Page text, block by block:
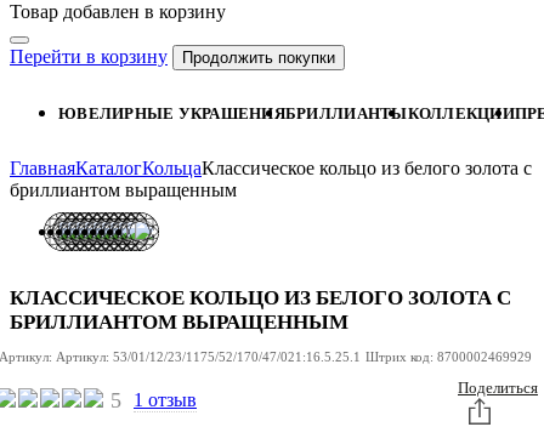
Товар добавлен в корзину
Перейти в корзину Продолжить покупки
ЮВЕЛИРНЫЕ УКРАШЕНИЯБРИЛЛИАНТЫКОЛЛЕКЦИИ
ГлавнаяКаталогКольцаКлассическое кольцо из белого золота с
бриллиантом выращенным
КЛАССИЧЕСКОЕ КОЛЬЦО ИЗ БЕЛОГО ЗОЛОТА С
БРИЛЛИАНТОМ ВЫРАЩЕННЫМ
Артикул: Артикул: 53/01/12/23/1175/52/170/47/021:16.5.25.1 Штрих код: 8700002469929
5 1 отзыв
Поделиться